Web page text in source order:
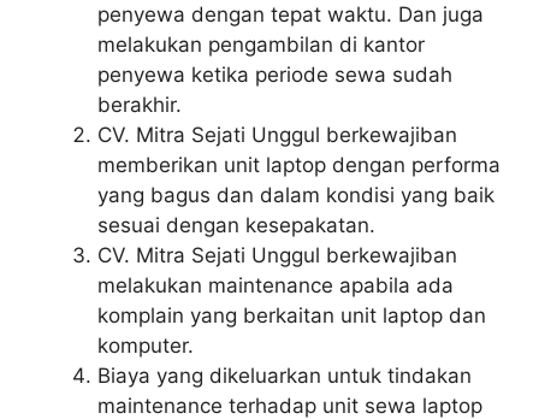
penyewa dengan tepat waktu. Dan juga
melakukan pengambilan di kantor
penyewa ketika periode sewa sudah
berakhir.
CV. Mitra Sejati Unggul berkewajiban
memberikan unit laptop dengan performa
yang bagus dan dalam kondisi yang baik
sesuai dengan kesepakatan.
CV. Mitra Sejati Unggul berkewajiban
melakukan maintenance apabila ada
komplain yang berkaitan unit laptop dan
komputer.
Biaya yang dikeluarkan untuk tindakan
maintenance terhadap unit sewa laptop